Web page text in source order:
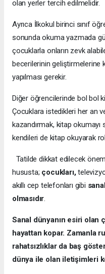
olan yerler tercih edilmelidir.
Ayrıca İlkokul birinci sınıf
sonunda okuma yazmada
çocuklarla onların zevk
becerilerinin geliştirmelerine
yapılması gerekir.
Diğer öğrencilerinde bol bol
Çocuklara istedikleri her an
kazandırmak, kitap
kendileri de kitap okuyarak
Tatilde dikkat edilecek
hususta; çocukları,
akıllı cep telefonları gibi
olmasıdır.
Sanal dünyanın esiri
hayattan kopar. Zamanla
rahatsızlıklar da baş
dünya ile olan iletişimleri